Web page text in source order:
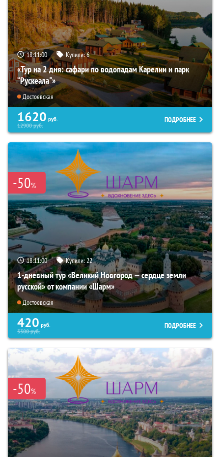
18:10:58 Купили:6
«Тур на 2 дня: сафари по водопадам Карелии и парк
“Рускеала"»
Достоевская
1620 руб.
12900руб.
ПОДРОБНЕЕ
-50%
18:10:58 Купили:22
1-дневный тур «Великий Новгород — сердце земли
русской» от компании «Шарм»
Достоевская
420 руб.
3300руб.
ПОДРОБНЕЕ
-50%